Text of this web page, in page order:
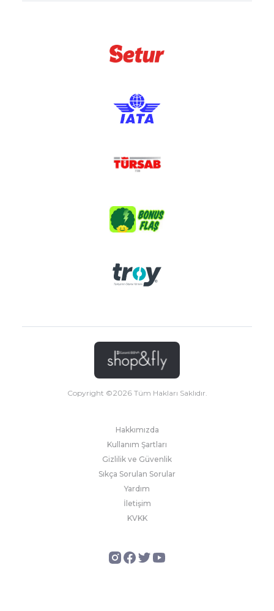
Copyright ©2026Tüm Hakları Saklıdır.
Hakkımızda
Kullanım Şartları
Gizlilik ve Güvenlik
Sıkça Sorulan Sorular
Yardım
İletişim
KVKK